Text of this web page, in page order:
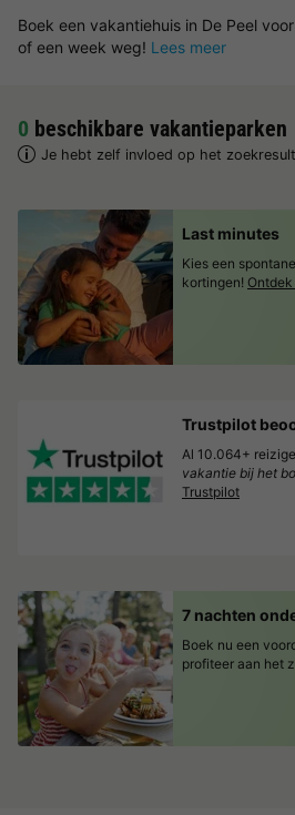
Boek een vakantiehuis in De Peel
of een week weg! Lees meer
0 beschikbare vakantieparken
Je hebt zelf invloed op het
Last minutes
Kies een
kortingen!
Trustpilot
Al 10.064+
vakantie bij het
Trustpilot
7 nachten
Boek nu een
profiteer aan het